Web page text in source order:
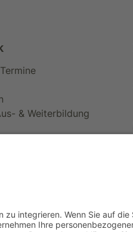
& Weiterbildung